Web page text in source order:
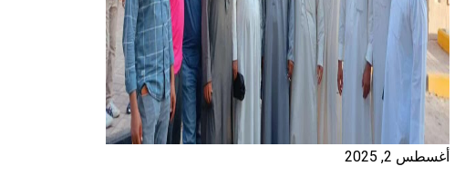
أغسطس 2, 2025